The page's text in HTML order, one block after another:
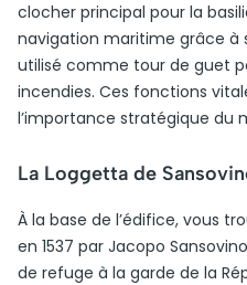
clocher principal pour la
navigation maritime grâce à
utilisé comme tour de guet
incendies. Ces fonctions
l’importance stratégique du
La Loggetta de
À la base de l’édifice, vous
en 1537 par Jacopo
de refuge à la garde de la